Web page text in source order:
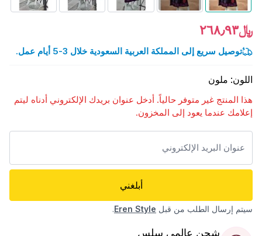
﷼٢٦٨٫٩٣
توصيل سريع إلى المملكة العربية السعودية خلال 3-5 أيام عمل.
اللون: ملون
هذا المنتج غير متوفر حالياً. أدخل عنوان بريدك الإلكتروني أدناه ليتم
إعلامك عندما يعود إلى المخزون.
أبلغني
سيتم إرسال الطلب من قبل Eren Style
.
شحن عالمي سلس